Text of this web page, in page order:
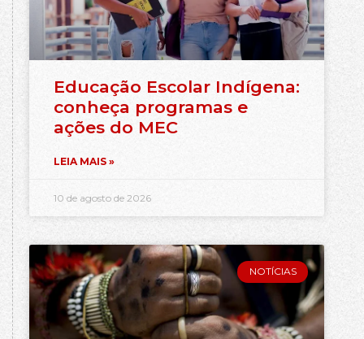
Educação Escolar Indígena:
conheça programas e
ações do MEC
LEIA MAIS »
10 de agosto de 2026
NOTÍCIAS